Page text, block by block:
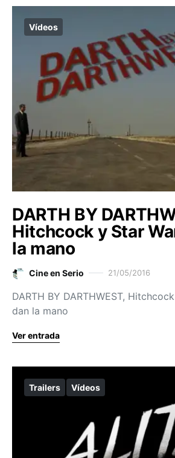
Vídeos
DARTH BY
Hitchcock y Star
la mano
Cine en Serio 21/05/2016
DARTH BY DARTHWEST,
dan la mano
Ver entrada
Trailers Vídeos